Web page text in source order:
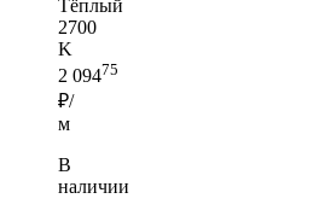
Тёплый
2700
K
2 09475
₽/
м
В
наличии